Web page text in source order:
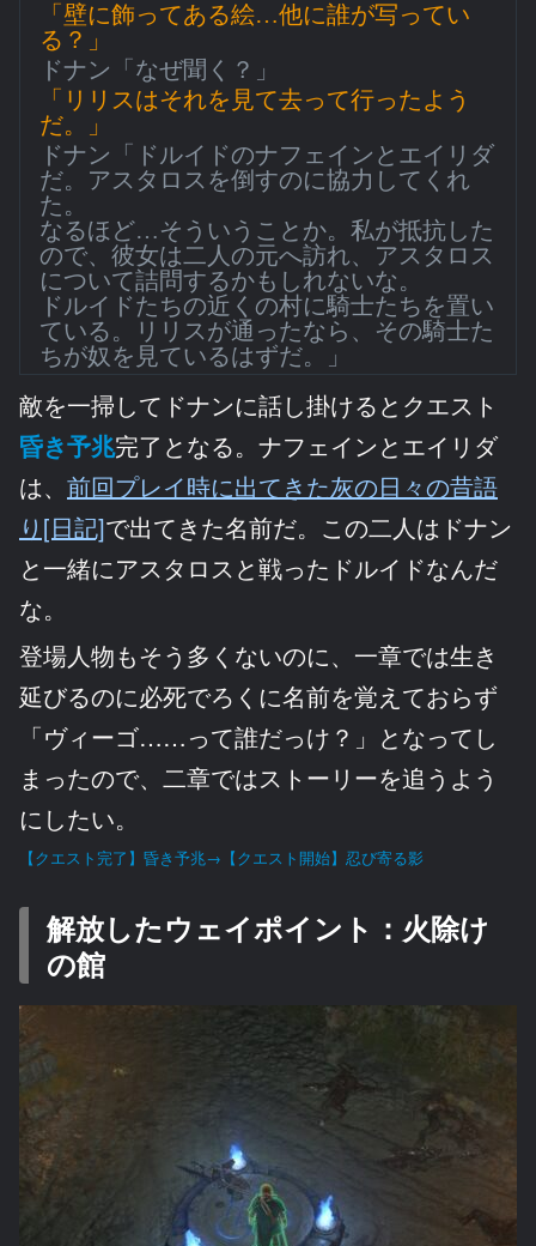
「壁に飾ってある絵…他に誰が写ってい
る？」
ドナン「なぜ聞く？」
「リリスはそれを見て去って行ったよう
だ。」
ドナン「ドルイドのナフェインとエイリダ
だ。アスタロスを倒すのに協力してくれ
た。
なるほど…そういうことか。私が抵抗した
ので、彼女は二人の元へ訪れ、アスタロス
について詰問するかもしれないな。
ドルイドたちの近くの村に騎士たちを置い
ている。リリスが通ったなら、その騎士た
ちが奴を見ているはずだ。」
敵を一掃してドナンに話し掛けるとクエスト
昏き予兆完了となる。ナフェインとエイリダ
は、 前回プレイ時に出てきた灰の日々の昔語
り[日記]で出てきた名前だ。この二人はドナン
と一緒にアスタロスと戦ったドルイドなんだ
な。
登場人物もそう多くないのに、一章では生き
延びるのに必死でろくに名前を覚えておらず
「ヴィーゴ……って誰だっけ？」となってし
まったので、二章ではストーリーを追うよう
にしたい。
【クエスト完了】昏き予兆→【クエスト開始】忍び寄る影
解放したウェイポイント：火除け
の館